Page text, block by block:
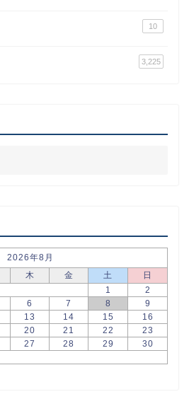
10
3,225
2026年8月
木 金 土
日
1
2
6 7 8
9
13 14 15
16
20 21 22
23
27 28 29
30